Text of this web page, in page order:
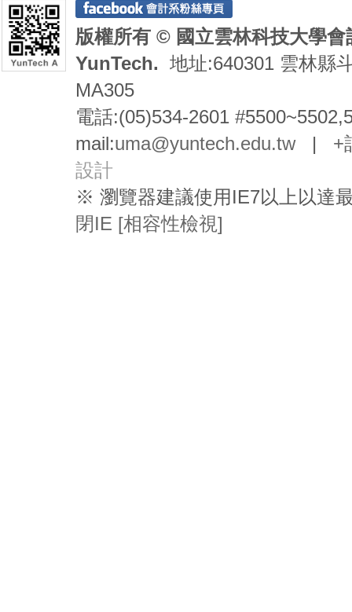
版權所有 © 國立雲林科技大學
YunTech. 地址:640301 雲林縣
MA305
電話:(05)534-2601
mail:uma@yuntech.edu.tw| +
設計
※ 瀏覽器建議使用IE7以上以達
閉IE [相容性檢視]